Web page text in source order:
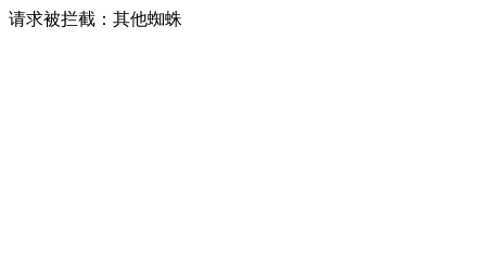
请求被拦截：其他蜘蛛